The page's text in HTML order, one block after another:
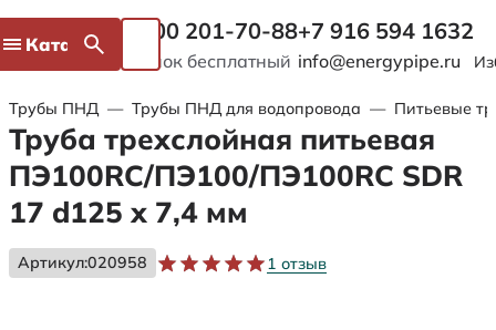
Каталог 8 800 201-70-88
Звонок бесплатный
+7 916 594 1632
info@energypipe.ru
Трубы ПНД — Трубы ПНД для водопровода — Питьевые
Труба трехслойная питьевая
ПЭ100RC/ПЭ100/ПЭ100RC SDR
17 d125 х 7,4 мм
Артикул:020958 1 отзыв